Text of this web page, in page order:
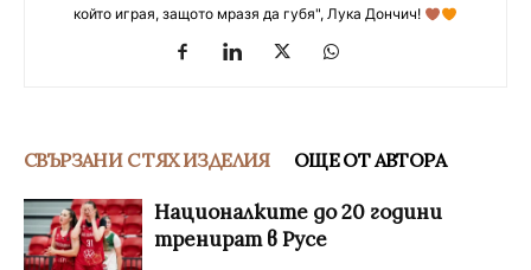
който играя, защото мразя да губя", Лука Дончич!
СВЪРЗАНИ С ТЯХ ИЗДЕЛИЯ ОЩЕ ОТ АВТОРА
Националките до 20 години
тренират в Русе